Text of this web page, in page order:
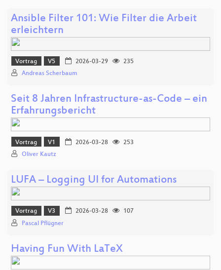
Ansible Filter 101: Wie Filter die Arbeit
erleichtern
Vortrag V5 2026-03-29
235
Andreas Scherbaum
Seit 8 Jahren Infrastructure-as-Code – ein
Erfahrungsbericht
Vortrag V1 2026-03-28
253
Oliver Kautz
LUFA – Logging UI for Automations
Vortrag V3 2026-03-28
107
Pascal Pflügner
Having Fun With LaTeX